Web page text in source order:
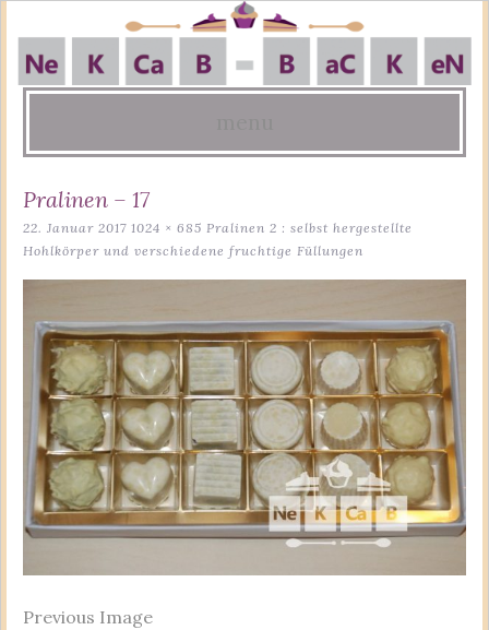
to
content
Pralinen – 17
22. Januar 2017 1024 × 685 Pralinen 2 : selbst hergestellte
Hohlkörper und verschiedene fruchtige Füllungen
Previous Image